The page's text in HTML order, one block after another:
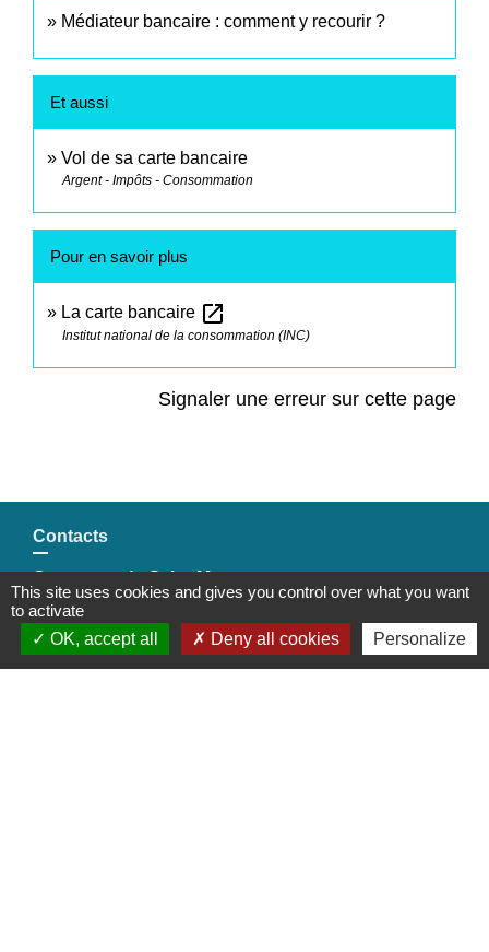
Médiateur bancaire : comment y recourir ?
Et aussi
Vol de sa carte bancaire
Argent - Impôts - Consommation
Pour en savoir plus
La carte bancaire open_in_new
Institut national de la consommation (INC)
Signaler une erreur sur cette page
Contacts
Commune de Saint-Mesmes
12 rue de Richebourg
77410 Saint-Mesmes - FRANCE
+33 1 60 26 24 20
This site uses cookies and gives you control over what you want
to activate
OK, accept all
Deny all cookies Personalize